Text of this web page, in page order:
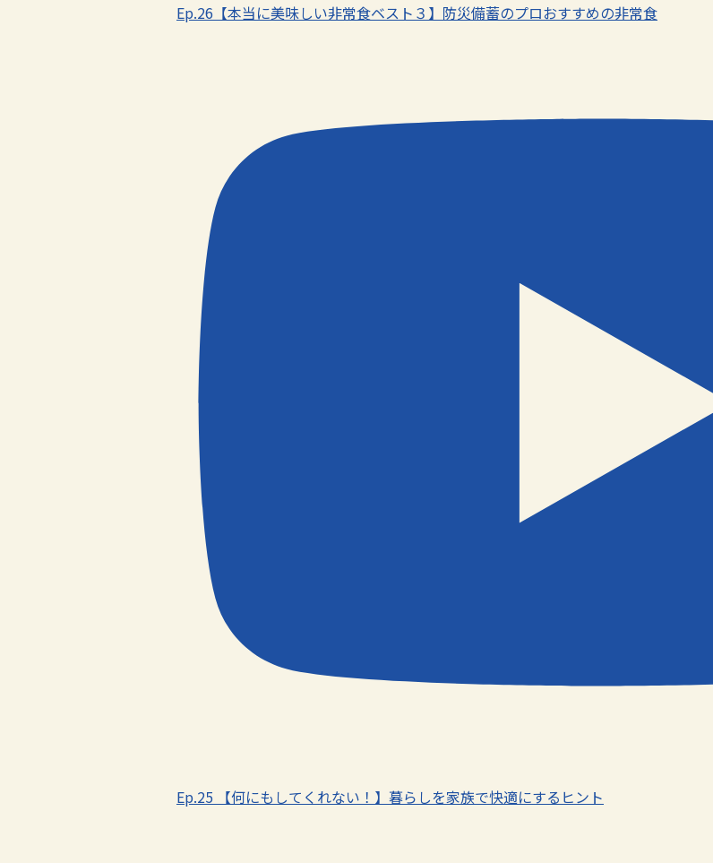
Ep.26【本当に美味しい非常食ベスト３】防災備蓄のプロおすすめの非常食
Ep.25 【何にもしてくれない！】暮らしを家族で快適にするヒント